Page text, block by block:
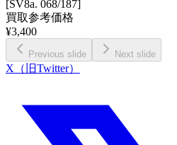
[SV8a. 068/187]
買取参考価格
¥3,400
Previous slide Next slide
X（旧Twitter）